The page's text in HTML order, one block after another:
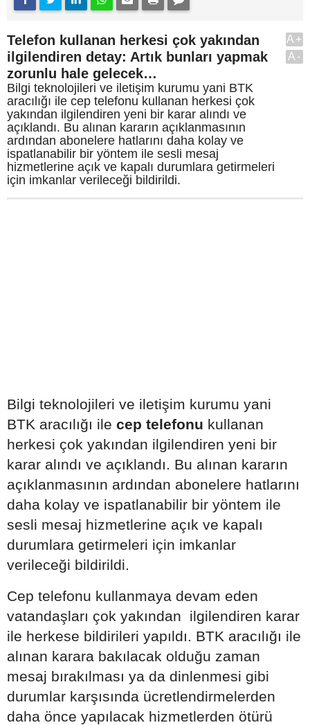
Telefon kullanan herkesi çok yakından
ilgilendiren detay: Artık bunları yapmak
zorunlu hale gelecek…
Bilgi teknolojileri ve iletişim kurumu yani BTK
aracılığı ile cep telefonu kullanan herkesi çok
yakından ilgilendiren yeni bir karar alındı ve
açıklandı. Bu alınan kararın açıklanmasının
ardından abonelere hatlarını daha kolay ve
ispatlanabilir bir yöntem ile sesli mesaj
hizmetlerine açık ve kapalı durumlara getirmeleri
için imkanlar verileceği bildirildi.
A+
A-
Bilgi teknolojileri ve iletişim kurumu yani
BTK aracılığı ile cep telefonu kullanan
herkesi çok yakından ilgilendiren yeni bir
karar alındı ve açıklandı. Bu alınan kararın
açıklanmasının ardından abonelere hatlarını
daha kolay ve ispatlanabilir bir yöntem ile
sesli mesaj hizmetlerine açık ve kapalı
durumlara getirmeleri için imkanlar
verileceği bildirildi.
Cep telefonu kullanmaya devam eden
vatandaşları çok yakından ilgilendiren karar
ile herkese bildirileri yapıldı. BTK aracılığı ile
alınan karara bakılacak olduğu zaman
mesaj bırakılması ya da dinlenmesi gibi
durumlar karşısında ücretlendirmelerden
daha önce yapılacak hizmetlerden ötürü